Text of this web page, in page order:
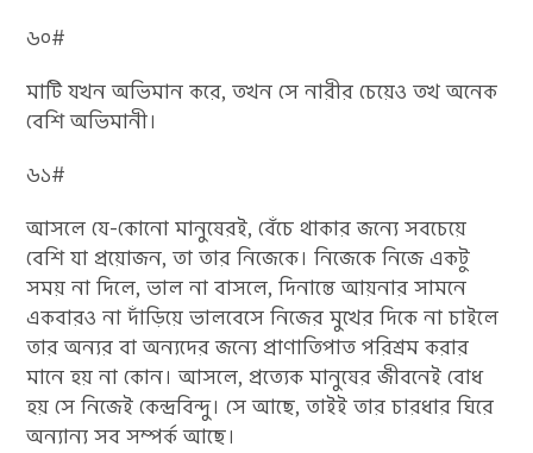
৬০#
মাটি যখন অভিমান করে, তখন সে নারীর চেয়েও তখ অনেক
বেশি অভিমানী।
৬১#
আসলে যে-কোনো মানুষেরই, বেঁচে থাকার জন্যে সবচেয়ে
বেশি যা প্রয়োজন, তা তার নিজেকে। নিজেকে নিজে একটু
সময় না দিলে, ভাল না বাসলে, দিনান্তে আয়নার সামনে
একবারও না দাঁড়িয়ে ভালবেসে নিজের মুখের দিকে না চাইলে
তার অন্যর বা অন্যদের জন্যে প্রাণাতিপাত পরিশ্রম করার
মানে হয় না কোন। আসলে, প্রত্যেক মানুষের জীবনেই বোধ
হয় সে নিজেই কেন্দ্রবিন্দু। সে আছে, তাইই তার চারধার ঘিরে
অন্যান্য সব সম্পর্ক আছে।